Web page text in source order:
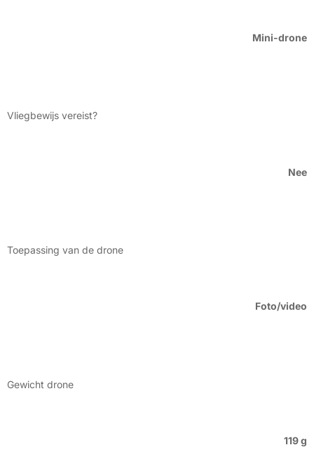
Mini-drone
Vliegbewijs vereist?
Nee
Toepassing van de drone
Foto/video
Gewicht drone
119 g